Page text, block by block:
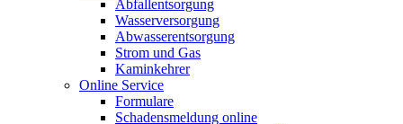
Abfallentsorgung
Wasserversorgung
Abwasserentsorgung
Strom und Gas
Kaminkehrer
Online Service
Formulare
Schadensmeldung online